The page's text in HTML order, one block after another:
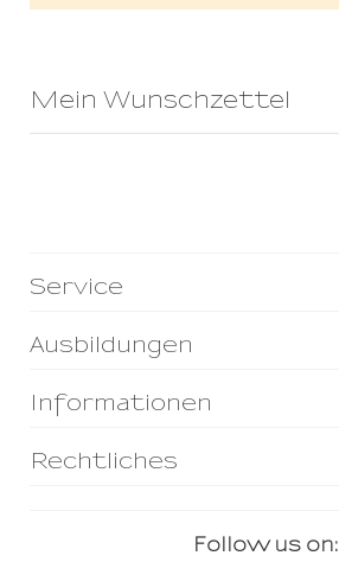
Mein Wunschzettel
Service
Ausbildungen
Informationen
Rechtliches
Follow us on: